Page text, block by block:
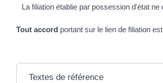
La filiation établie par possession d'état
Tout accord portant sur le lien de filiation est
Textes de référence